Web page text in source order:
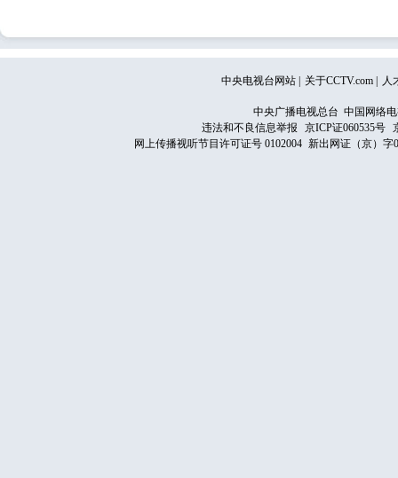
中央电视台网站 关于CCTV.com 人
中央广播电视总台 中国网络
违法和不良信息举报
京ICP证060535号
网上传播视听节目许可证号 0102004 新出网证（京）